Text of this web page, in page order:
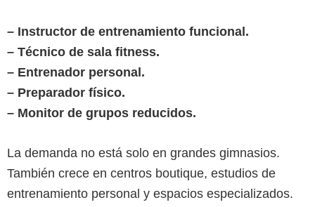
– Instructor de entrenamiento funcional.
– Técnico de sala fitness.
– Entrenador personal.
– Preparador físico.
– Monitor de grupos reducidos.
La demanda no está solo en grandes gimnasios.
También crece en centros boutique, estudios de
entrenamiento personal y espacios especializados.